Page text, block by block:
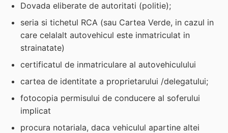
Dovada eliberate de autoritati (politie);
seria si tichetul RCA (sau Cartea Verde, in cazul in
care celalalt autovehicul este inmatriculat in
strainatate)
certificatul de inmatriculare al autovehiculului
cartea de identitate a proprietarului /delegatului;
fotocopia permisului de conducere al soferului
implicat
procura notariala, daca vehiculul apartine altei